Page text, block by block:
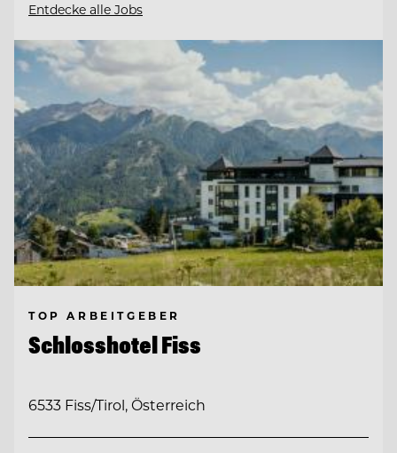
Entdecke alle Jobs
TOP ARBEITGEBER
Schlosshotel Fiss
6533 Fiss/Tirol, Österreich